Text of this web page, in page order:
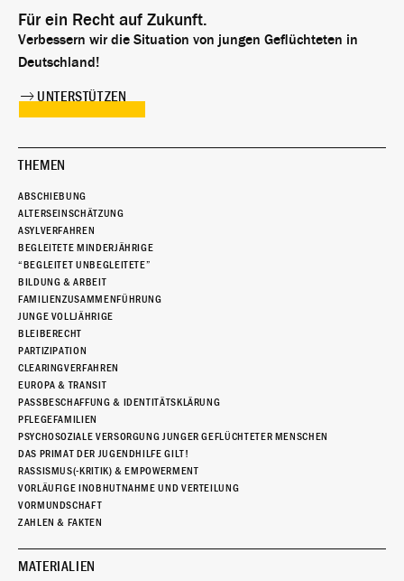
Für ein Recht auf Zukunft.
Verbessern wir die Situation von jungen Geflüchteten in
Deutschland!
UNTERSTÜTZEN
THEMEN
ABSCHIEBUNG
ALTERSEINSCHÄTZUNG
ASYLVERFAHREN
BEGLEITETE MINDERJÄHRIGE
“BEGLEITET UNBEGLEITETE”
BILDUNG & ARBEIT
FAMILIENZUSAMMENFÜHRUNG
JUNGE VOLLJÄHRIGE
BLEIBERECHT
PARTIZIPATION
CLEARINGVERFAHREN
EUROPA & TRANSIT
PASSBESCHAFFUNG & IDENTITÄTSKLÄRUNG
PFLEGEFAMILIEN
PSYCHOSOZIALE VERSORGUNG JUNGER GEFLÜCHTETER MENSCHEN
DAS PRIMAT DER JUGENDHILFE GILT!
RASSISMUS(-KRITIK) & EMPOWERMENT
VORLÄUFIGE INOBHUTNAHME UND VERTEILUNG
VORMUNDSCHAFT
ZAHLEN & FAKTEN
MATERIALIEN